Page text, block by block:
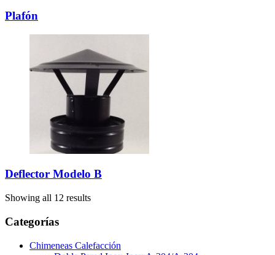
Plafón
Deflector Modelo B
Showing all 12 results
Categorías
Chimeneas Calefacción